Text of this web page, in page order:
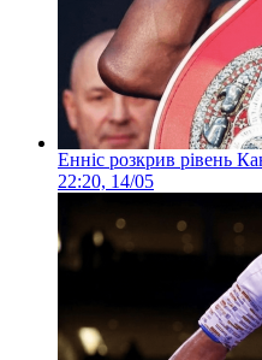
Енніс розкрив рівень
22:20, 14/05